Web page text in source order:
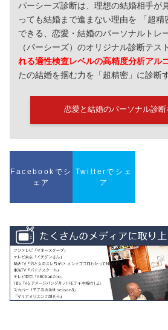
パーシーズ診断は、理想の結婚相手が
っても結婚まで進まない理由を 「超
できる、恋愛・結婚のパーソナルトレ
（パーシーズ）のオリジナル診断テス
れる適性検査レベルの高精度分析アル
たの結婚を掴む力を「超精密」に診断
恋愛と結婚のパーソナル診断
Facebookでシ
ェア
Twitterでシェ
ア